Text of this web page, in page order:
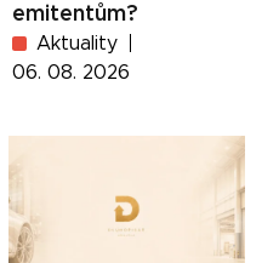
emitentům?
Aktuality
06. 08. 2026